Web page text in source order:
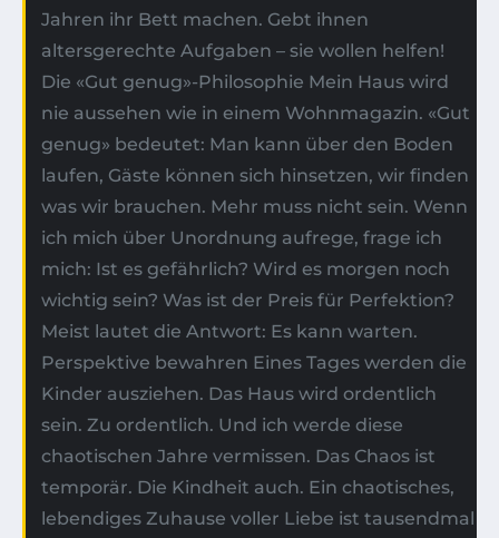
Jahren ihr Bett machen. Gebt ihnen
altersgerechte Aufgaben – sie wollen helfen!
Die «Gut genug»-Philosophie Mein Haus wird
nie aussehen wie in einem Wohnmagazin. «Gut
genug» bedeutet: Man kann über den Boden
laufen, Gäste können sich hinsetzen, wir finden
was wir brauchen. Mehr muss nicht sein. Wenn
ich mich über Unordnung aufrege, frage ich
mich: Ist es gefährlich? Wird es morgen noch
wichtig sein? Was ist der Preis für Perfektion?
Meist lautet die Antwort: Es kann warten.
Perspektive bewahren Eines Tages werden die
Kinder ausziehen. Das Haus wird ordentlich
sein. Zu ordentlich. Und ich werde diese
chaotischen Jahre vermissen. Das Chaos ist
temporär. Die Kindheit auch. Ein chaotisches,
lebendiges Zuhause voller Liebe ist tausendmal